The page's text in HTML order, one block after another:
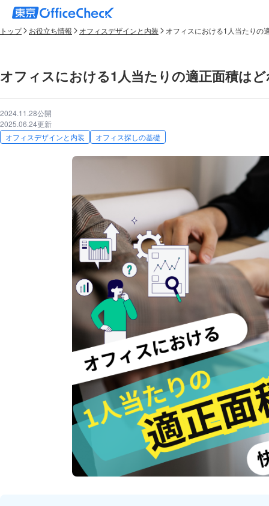
トップ お役立ち情報 オフィスデザインと内装 オフィスにおける1人当たりの
オフィスにおける1人当たりの適正面積は
2024.11.28公開
2025.06.24更新
オフィスデザインと内装
オフィス探しの基礎